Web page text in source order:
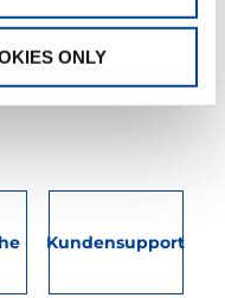
ONLY
kümmern
Auge fürs
Kundensupport